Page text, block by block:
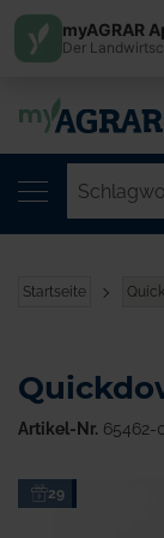
Startseite
Zum29
Artikel-Nr. 65462-
myAGRAR
Der